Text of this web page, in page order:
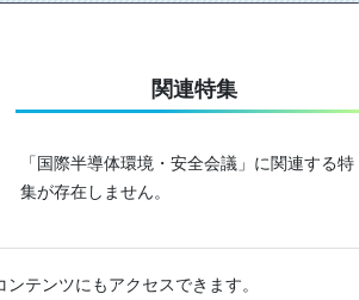
関連特集
「国際半導体環境・安全会議」に関連する特
集が存在しません。
テンツにもアクセスできます。